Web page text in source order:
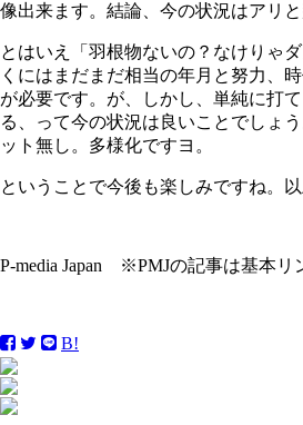
像出来ます。結論、今の状況はアリと
とはいえ「羽根物ないの？なけりゃ
くにはまだまだ相当の年月と努力、
が必要です。が、しかし、単純に打
る、って今の状況は良いことでしょ
ット無し。多様化ですヨ。
ということで今後も楽しみですね。
P-media Japan ※PMJの記事は基本リ
B!